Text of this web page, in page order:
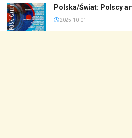
Polska/Świat: Polscy
2025-10-01